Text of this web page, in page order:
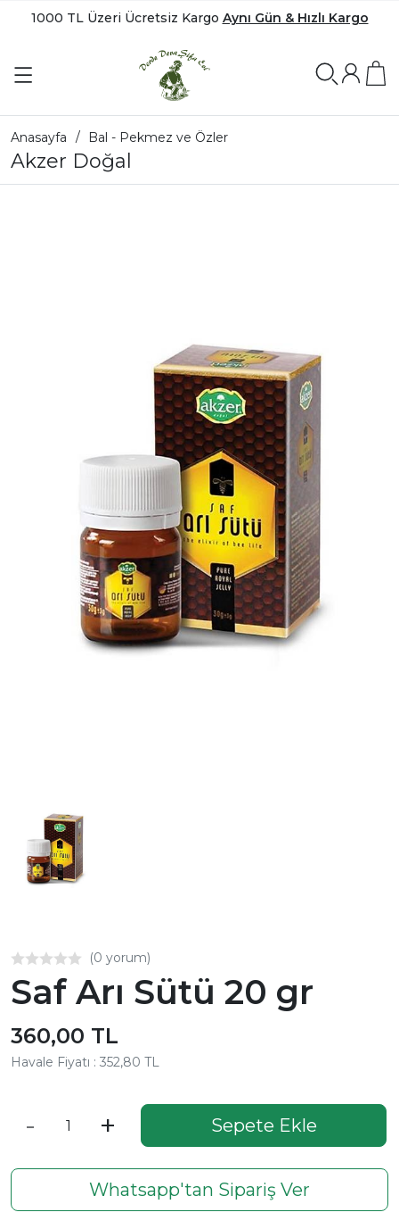
1000 TL Üzeri Ücretsiz Kargo Aynı Gün & Hızlı Kargo
Anasayfa Bal - Pekmez ve Özler
Akzer Doğal
(0 yorum)
Saf Arı Sütü 20 gr
360,00 TL
Havale Fiyatı : 352,80 TL
- + Sepete Ekle
Whatsapp'tan Sipariş Ver